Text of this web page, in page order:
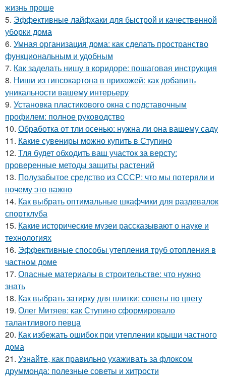
жизнь проще
5. Эффективные лайфхаки для быстрой и качественной
уборки дома
6. Умная организация дома: как сделать пространство
функциональным и удобным
7. Как заделать нишу в коридоре: пошаговая инструкция
8. Ниши из гипсокартона в прихожей: как добавить
уникальности вашему интерьеру
9. Установка пластикового окна с подставочным
профилем: полное руководство
10. Обработка от тли осенью: нужна ли она вашему саду
11. Какие сувениры можно купить в Ступино
12. Тля будет обходить ваш участок за версту:
проверенные методы защиты растений
13. Полузабытое средство из СССР: что мы потеряли и
почему это важно
14. Как выбрать оптимальные шкафчики для раздевалок
спортклуба
15. Какие исторические музеи рассказывают о науке и
технологиях
16. Эффективные способы утепления труб отопления в
частном доме
17. Опасные материалы в строительстве: что нужно
знать
18. Как выбрать затирку для плитки: советы по цвету
19. Олег Митяев: как Ступино сформировало
талантливого певца
20. Как избежать ошибок при утеплении крыши частного
дома
21. Узнайте, как правильно ухаживать за флоксом
друммонда: полезные советы и хитрости